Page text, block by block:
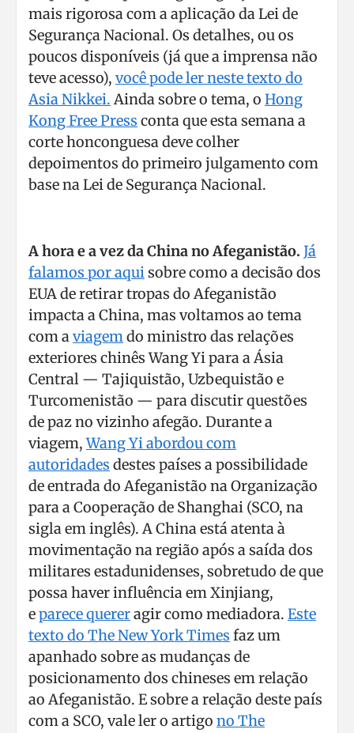
mais rigorosa com a aplicação da Lei de
Segurança Nacional. Os detalhes, ou os
poucos disponíveis (já que a imprensa não
teve acesso), você pode ler neste texto do
Asia Nikkei.Ainda sobre o tema, o Hong
Kong Free Press conta que esta semana a
corte honconguesa deve colher
depoimentos do primeiro julgamento com
base na Lei de Segurança Nacional.
A hora e a vez da China no Afeganistão. Já
falamos por aquisobre como a decisão dos
EUA de retirar tropas do Afeganistão
impacta a China, mas voltamos ao tema
com aviagemdo ministro das relações
exteriores chinês Wang Yi para a Ásia
Central — Tajiquistão, Uzbequistão e
Turcomenistão — para discutir questões
de paz no vizinho afegão. Durante a
viagem,Wang Yi abordou com
autoridades destes países a possibilidade
de entrada do Afeganistão na Organização
para a Cooperação de Shanghai (SCO, na
sigla em inglês). A China está atenta à
movimentação na região após a saída dos
militares estadunidenses, sobretudo de que
possa haver influência em Xinjiang,
eparece quereragir como mediadora. Este
texto do The New York Times faz um
apanhado sobre as mudanças de
posicionamento dos chineses em relação
ao Afeganistão. E sobre a relação deste país
com a SCO, vale ler o artigo no The